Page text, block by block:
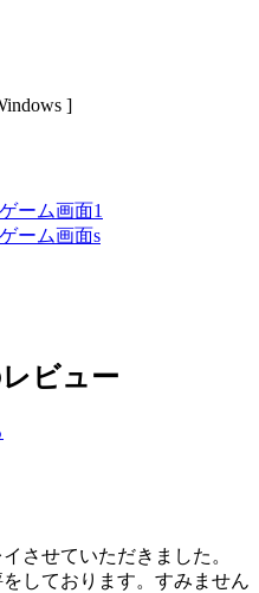
]
ビュー
させていただきました。
しております。すみません